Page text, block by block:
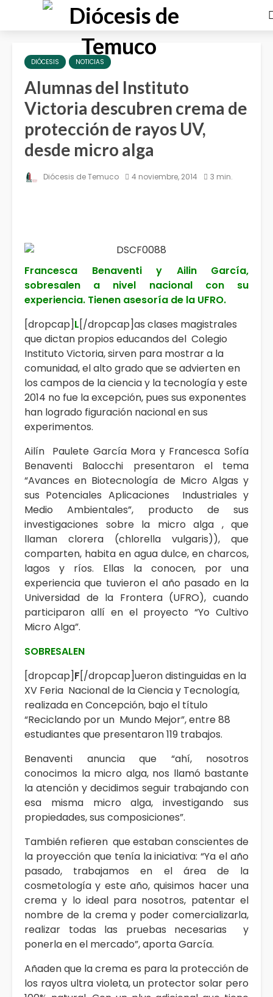
DIÓCESIS NOTICIAS
Alumnas del Instituto
Victoria descubren crema de
protección de rayos UV,
desde micro alga
Diócesis de Temuco 4 noviembre, 2014 3 min.
Francesca Benaventi y Ailin García,
sobresalen a nivel nacional con su
experiencia. Tienen asesoría de la UFRO.
[dropcap]L[/dropcap]as clases magistrales
que dictan propios educandos del Colegio
Instituto Victoria, sirven para mostrar a la
comunidad, el alto grado que se advierten en
los campos de la ciencia y la tecnología y este
2014 no fue la excepción, pues sus exponentes
han logrado figuración nacional en sus
experimentos.
Ailín Paulete García Mora y Francesca Sofía
Benaventi Balocchi presentaron el tema
“Avances en Biotecnología de Micro Algas y
sus Potenciales Aplicaciones Industriales y
Medio Ambientales”, producto de sus
investigaciones sobre la micro alga , que
llaman clorera (chlorella vulgaris)), que
comparten, habita en agua dulce, en charcos,
lagos y ríos. Ellas la conocen, por una
experiencia que tuvieron el año pasado en la
Universidad de la Frontera (UFRO), cuando
participaron allí en el proyecto “Yo Cultivo
Micro Alga”.
SOBRESALEN
[dropcap]F[/dropcap]ueron distinguidas en la
XV Feria Nacional de la Ciencia y Tecnología,
realizada en Concepción, bajo el título
“Reciclando por un Mundo Mejor”, entre 88
estudiantes que presentaron 119 trabajos.
Benaventi anuncia que “ahí, nosotros
conocimos la micro alga, nos llamó bastante
la atención y decidimos seguir trabajando con
esa misma micro alga, investigando sus
propiedades, sus composiciones”.
También refieren que estaban conscientes de
la proyección que tenía la iniciativa: “Ya el año
pasado, trabajamos en el área de la
cosmetología y este año, quisimos hacer una
crema y lo ideal para nosotros, patentar el
nombre de la crema y poder comercializarla,
realizar todas las pruebas necesarias y
ponerla en el mercado”, aporta García.
Añaden que la crema es para la protección de
los rayos ultra violeta, un protector solar pero